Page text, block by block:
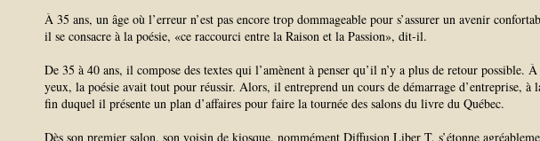
À 35 ans, un âge où l’erreur n’est pas encore trop dommageable pour s’assurer un avenir
il se consacre à la poésie, «ce raccourci entre la Raison et la Passion», dit-il.
De 35 à 40 ans, il compose des textes qui l’amènent à penser qu’il n’y a plus de retour possible. À
yeux, la poésie avait tout pour réussir. Alors, il entreprend un cours de démarrage d’entreprise, à
fin duquel il présente un plan d’affaires pour faire la tournée des salons du livre du Québec.
Dès son premier salon, son voisin de kiosque, nommément Diffusion Liber T, s’étonne